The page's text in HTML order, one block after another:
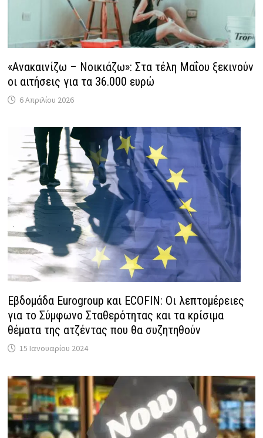
«Ανακαινίζω – Νοικιάζω»: Στα τέλη Μαΐου ξεκινούν
οι αιτήσεις για τα 36.000 ευρώ
6 Απριλίου 2026
Εβδομάδα Eurogroup και ECOFIN: Οι λεπτομέρειες
για το Σύμφωνο Σταθερότητας και τα κρίσιμα
θέματα της ατζέντας που θα συζητηθούν
15 Ιανουαρίου 2024